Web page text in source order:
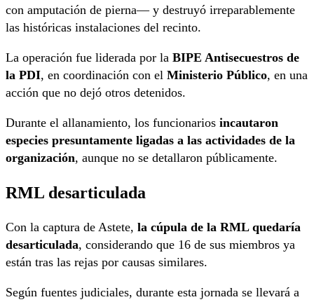
con amputación de pierna— y destruyó irreparablemente
las históricas instalaciones del recinto.
La operación fue liderada por la BIPE Antisecuestros de
la PDI, en coordinación con el Ministerio Público, en una
acción que no dejó otros detenidos.
Durante el allanamiento, los funcionarios incautaron
especies presuntamente ligadas a las actividades de la
organización, aunque no se detallaron públicamente.
RML desarticulada
Con la captura de Astete, la cúpula de la RML quedaría
desarticulada, considerando que 16 de sus miembros ya
están tras las rejas por causas similares.
Según fuentes judiciales, durante esta jornada se llevará a